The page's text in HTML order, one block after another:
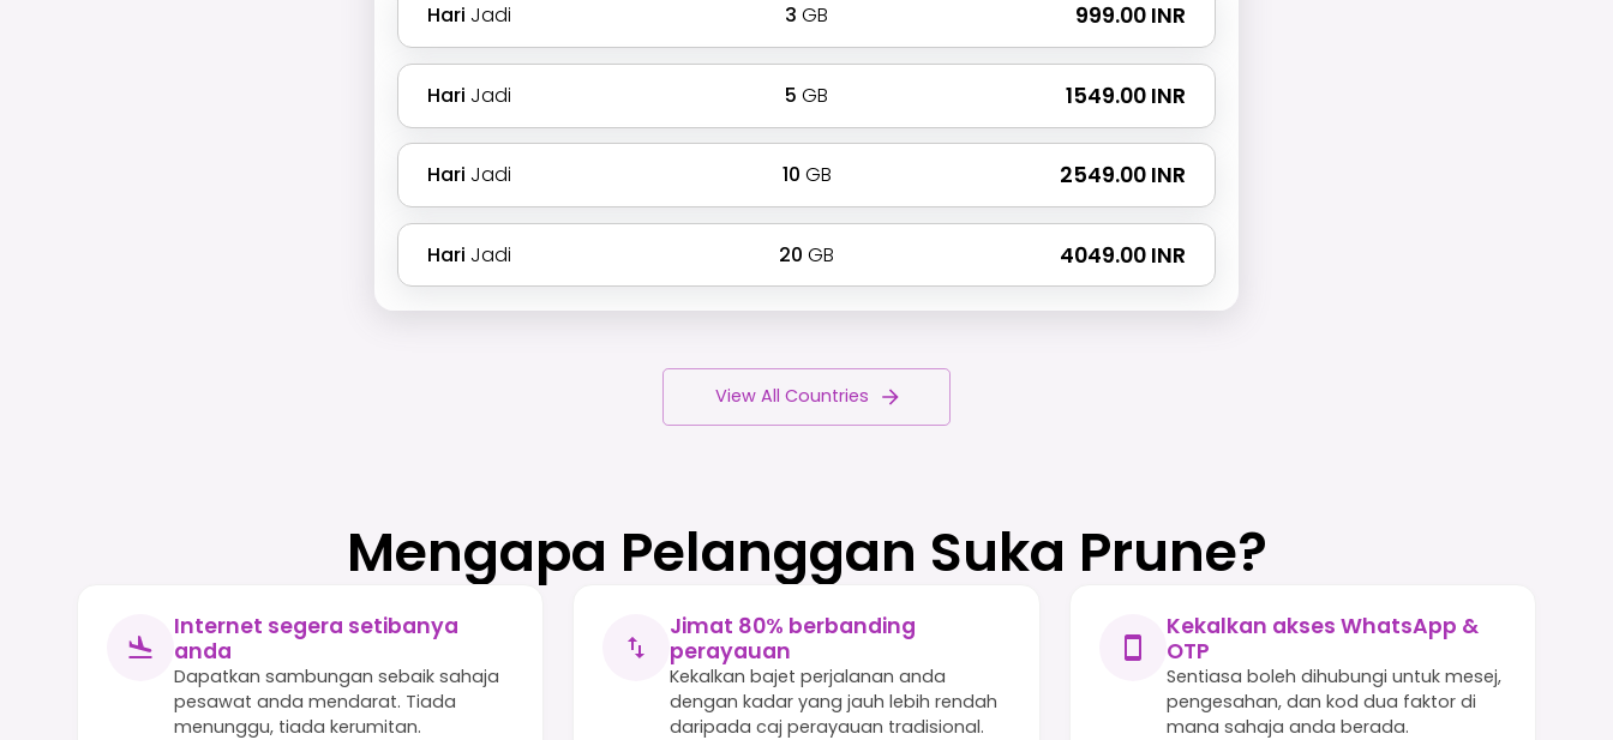
Hari Jadi 3 GB ₹ 999.00 INR
Hari Jadi 5 GB ₹ 1549.00 INR
Hari Jadi 10 GB ₹ 2549.00 INR
Hari Jadi 20 GB ₹ 4049.00 INR
View All Countries
Mengapa Pelanggan Suka Prune?
Internet segera setibanya
anda
Dapatkan sambungan sebaik sahaja
pesawat anda mendarat. Tiada
menunggu, tiada kerumitan.
Jimat 80% berbanding
perayauan
Kekalkan bajet perjalanan anda
dengan kadar yang jauh lebih rendah
daripada caj perayauan tradisional.
Kekalkan akses WhatsApp &
OTP
Sentiasa boleh dihubungi untuk mesej,
pengesahan, dan kod dua faktor di
mana sahaja anda berada.